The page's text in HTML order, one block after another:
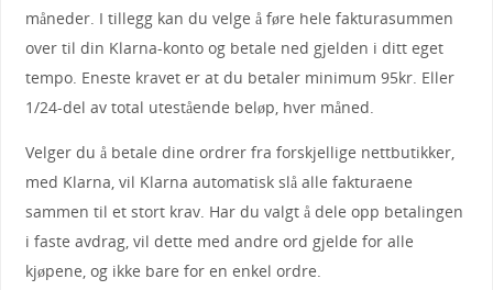
måneder. I tillegg kan du velge å føre hele fakturasummen
over til din Klarna-konto og betale ned gjelden i ditt eget
tempo. Eneste kravet er at du betaler minimum 95kr. Eller
1/24-del av total utestående beløp, hver måned.
Velger du å betale dine ordrer fra forskjellige nettbutikker,
med Klarna, vil Klarna automatisk slå alle fakturaene
sammen til et stort krav. Har du valgt å dele opp betalingen
i faste avdrag, vil dette med andre ord gjelde for alle
kjøpene, og ikke bare for en enkel ordre.